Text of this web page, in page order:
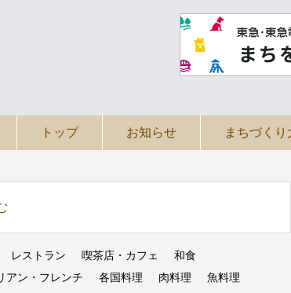
トップ お知らせ まちづくり
レストラン 喫茶店・カフェ
和食
アン・フレンチ 各国料理 肉料理
魚料理